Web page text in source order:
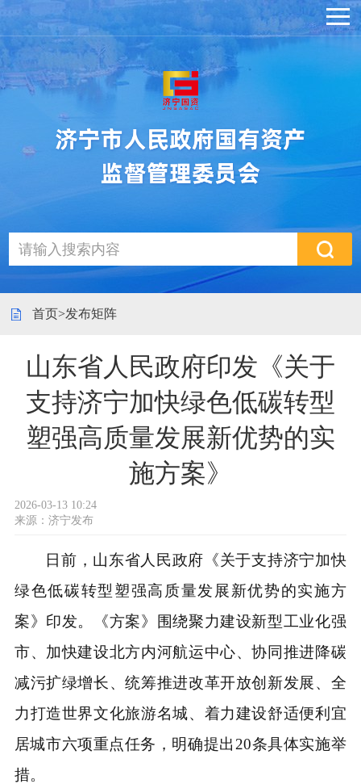
首页>发布矩阵
山东省人民政府印发《关于
支持济宁加快绿色低碳转型
塑强高质量发展新优势的实
施方案》
2026-03-13 10:24
来源： 济宁发布
日前，山东省人民政府《关于支持济宁加快
绿色低碳转型塑强高质量发展新优势的实施方
案》印发。《方案》围绕聚力建设新型工业化强
市、加快建设北方内河航运中心、协同推进降碳
减污扩绿增长、统筹推进改革开放创新发展、全
力打造世界文化旅游名城、着力建设舒适便利宜
居城市六项重点任务，明确提出20条具体实施举
措。